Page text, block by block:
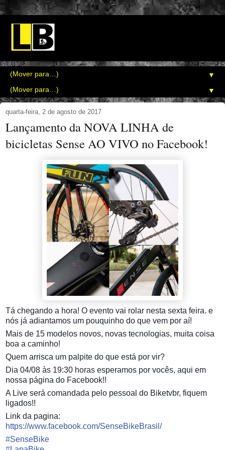
▼
▼
quarta-feira, 2 de agosto de 2017
Lançamento da NOVA LINHA de
bicicletas Sense AO VIVO no Facebook!
Tá chegando a hora! O evento vai rolar nesta sexta feira. e
nós já adiantamos um pouquinho do que vem por aí!
Mais de 15 modelos novos, novas tecnologias, muita coisa
boa a caminho!
Quem arrisca um palpite do que está por vir?
Dia 04/08 às 19:30 horas esperamos por vocês, aqui em
nossa página do Facebook!!
A Live será comandada pelo pessoal do Biketvbr, fiquem
ligados!!
Link da pagina:
https://www.facebook.com/SenseBikeBrasil/
#SenseBike